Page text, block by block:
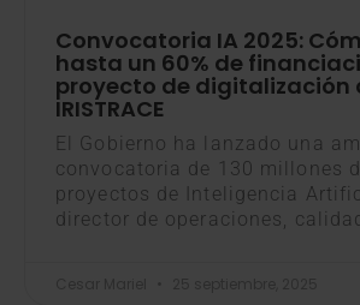
Convocatoria IA 2025:
hasta un 60% de
proyecto de digitalización
IRISTRACE
El Gobierno ha lanzado una
convocatoria de 130 millones
proyectos de Inteligencia
director de operaciones,